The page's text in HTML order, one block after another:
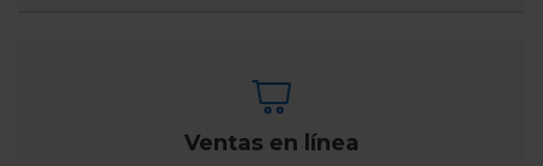
Ventas en línea